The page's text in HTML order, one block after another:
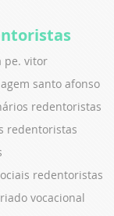
pe. vitor
santo afonso
redentoristas
redentoristas
redentoristas
vocacional